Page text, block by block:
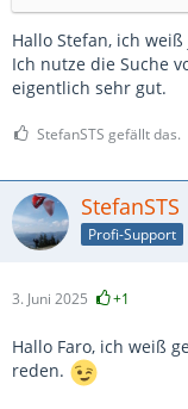
Hallo Stefan, ich
Ich nutze die Suche
eigentlich sehr gut.
StefanSTS gefällt das.
StefanSTS
Profi-Support
3. Juni 2025 +1
Hallo Faro, ich weiß
reden.